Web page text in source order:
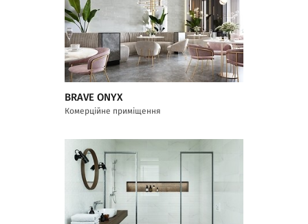
BRAVE ONYX
Комерційне приміщення